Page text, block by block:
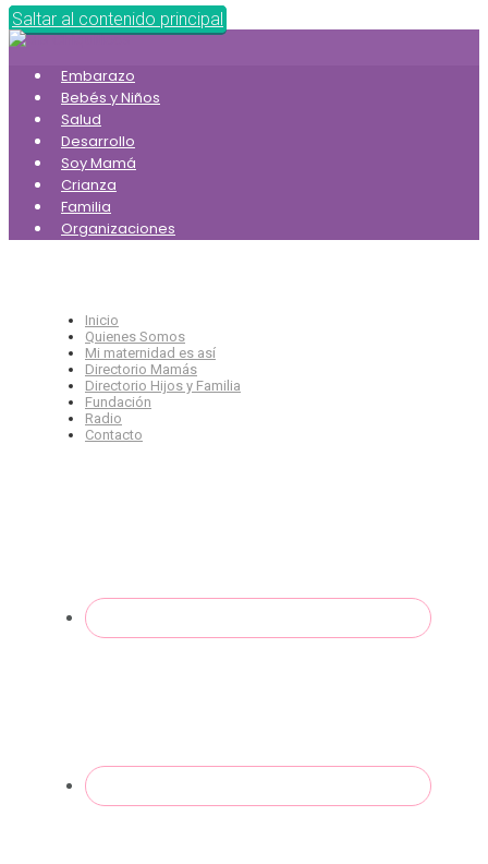
Saltar al contenido principal
Embarazo
Bebés y Niños
Salud
Desarrollo
Soy Mamá
Crianza
Familia
Organizaciones
Inicio
Quienes Somos
Mi maternidad es así
Directorio Mamás
Directorio Hijos y Familia
Fundación
Radio
Contacto